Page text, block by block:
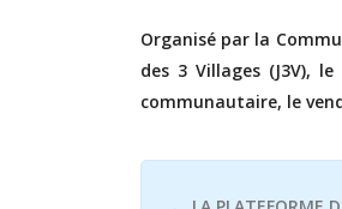
Organisé par la
des 3 Villages (J3V),
communautaire, le